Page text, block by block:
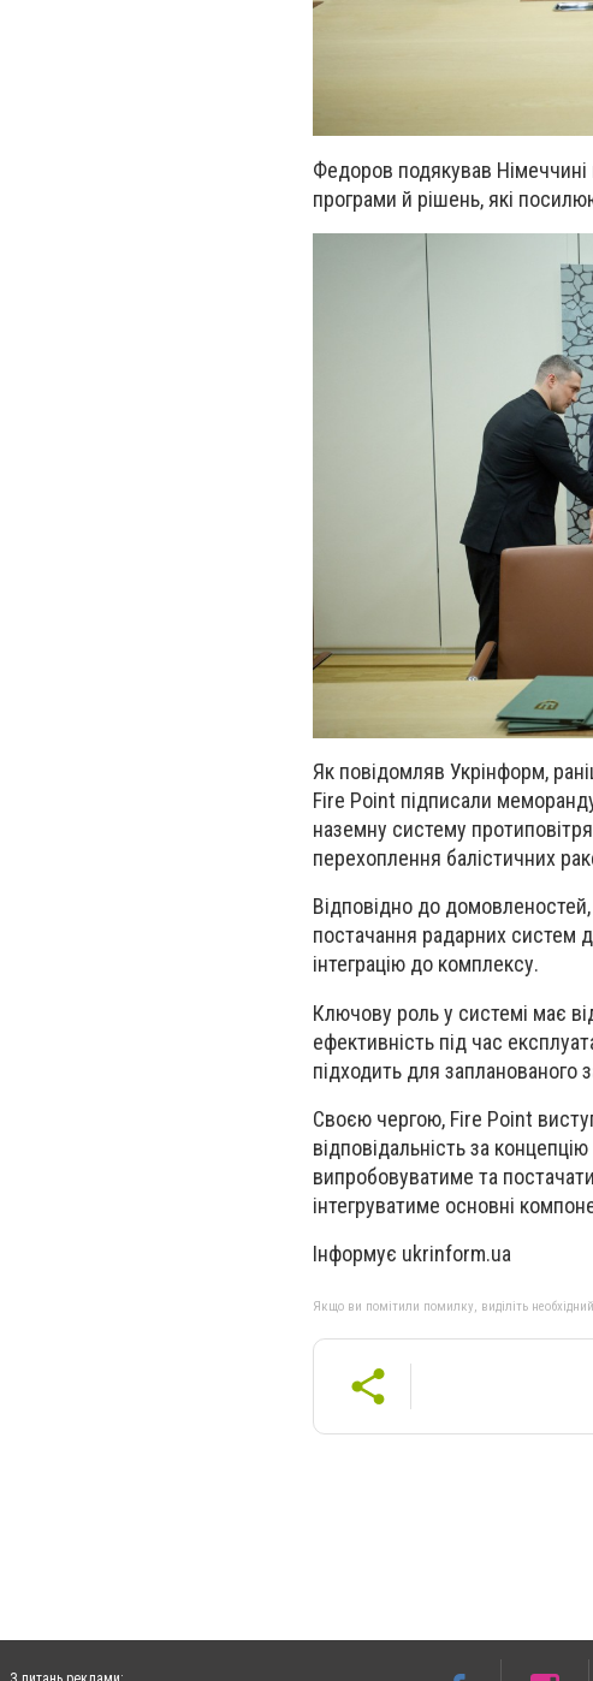
Федоров подякував Німеччині
програми й рішень, які
Як повідомляв Укрінформ,
Fire Point підписали
наземну систему
перехоплення балістичних
Відповідно до
постачання радарних систем
інтеграцію до комплексу.
Ключову роль у системі має
ефективність під час
підходить для запланованого
Своєю чергою, Fire Point
відповідальність за
випробовуватиме та
інтегруватиме основні
Інформує ukrinform.ua
Якщо ви помітили помилку, виділіть